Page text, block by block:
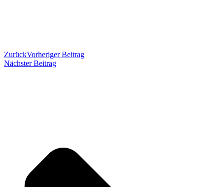
ZurückVorheriger Beitrag
Nächster Beitrag